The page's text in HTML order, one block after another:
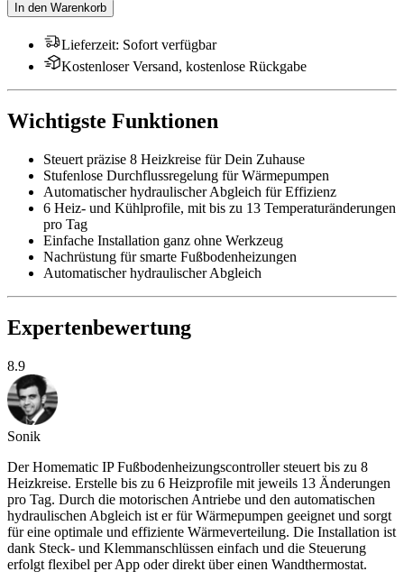
In den Warenkorb
Lieferzeit: Sofort verfügbar
Kostenloser Versand, kostenlose Rückgabe
Wichtigste Funktionen
Steuert präzise 8 Heizkreise für Dein Zuhause
Stufenlose Durchflussregelung für Wärmepumpen
Automatischer hydraulischer Abgleich für Effizienz
6 Heiz- und Kühlprofile, mit bis zu 13 Temperaturänderungen
pro Tag
Einfache Installation ganz ohne Werkzeug
Nachrüstung für smarte Fußbodenheizungen
Automatischer hydraulischer Abgleich
Expertenbewertung
8.9
Sonik
Der Homematic IP Fußbodenheizungscontroller steuert bis zu 8
Heizkreise. Erstelle bis zu 6 Heizprofile mit jeweils 13 Änderungen
pro Tag. Durch die motorischen Antriebe und den automatischen
hydraulischen Abgleich ist er für Wärmepumpen geeignet und sorgt
für eine optimale und effiziente Wärmeverteilung. Die Installation ist
dank Steck- und Klemmanschlüssen einfach und die Steuerung
erfolgt flexibel per App oder direkt über einen Wandthermostat.